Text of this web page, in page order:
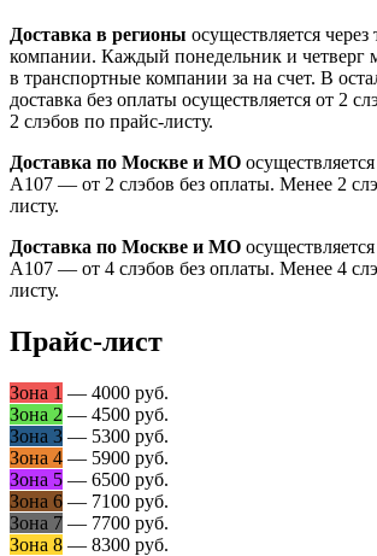
Доставка в регионы осуществляется
компании. Каждый понедельник и четверг
в транспортные компании за на счет. В
доставка без оплаты осуществляется от 2
2 слэбов по прайс-листу.
Доставка по Москве и МО
А107 — от 2 слэбов без оплаты. Менее 2
листу.
Доставка по Москве и МО
А107 — от 4 слэбов без оплаты. Менее 4
листу.
Прайс-лист
Зона 1 — 4000 руб.
Зона 2 — 4500 руб.
Зона 3 — 5300 руб.
Зона 4 — 5900 руб.
Зона 5 — 6500 руб.
Зона 6 — 7100 руб.
Зона 7 — 7700 руб.
Зона 8 — 8300 руб.